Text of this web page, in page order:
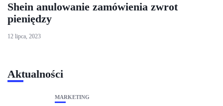
Shein anulowanie zamówienia zwrot
pieniędzy
12 lipca, 2023
Aktualności
MARKETING